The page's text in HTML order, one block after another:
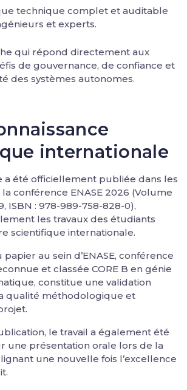
technique complet et auditable
et experts.
qui répond directement aux
de gouvernance, de confiance et
des systèmes autonomes.
internationale
a été officiellement publiée dans les
conférence ENASE 2026 (Volume
ISBN : 978-989-758-828-0),
les travaux des étudiants
scientifique internationale.
papier au sein d’ENASE, conférence
et classée CORE B en génie
constitue une validation
qualité méthodologique et
le travail a également été
une présentation orale lors de la
une nouvelle fois l’excellence